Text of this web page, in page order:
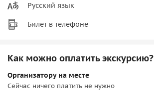
Русский язык
Билет в телефоне
Как можно оплатить экскурсию?
Организатору на месте
Сейчас ничего платить не нужно